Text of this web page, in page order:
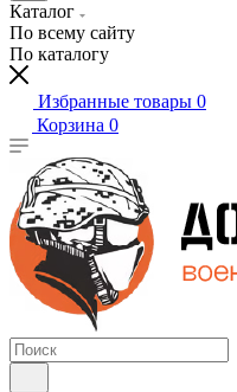
Каталог
По всему сайту
По каталогу
Избранные товары 0
Корзина 0